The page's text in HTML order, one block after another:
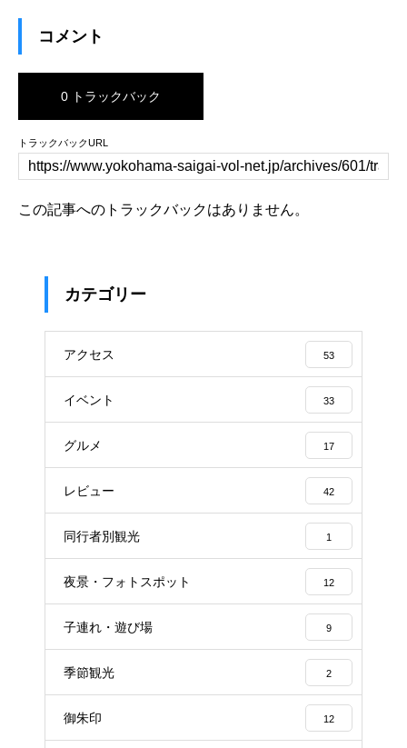
コメント
0 トラックバック
トラックバックURL
この記事へのトラックバックはありません。
カテゴリー
アクセス 53
イベント 33
グルメ 17
レビュー 42
同行者別観光 1
夜景・フォトスポット 12
子連れ・遊び場 9
季節観光 2
御朱印 12